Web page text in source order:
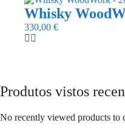
Whisky
330,00 €
Produtos vistos
No recently viewed products to